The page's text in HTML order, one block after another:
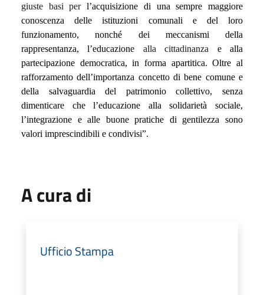
giuste basi perl’acquisizione di una sempre maggiore
conoscenza delle istituzioni comunali e del loro
funzionamento, nonché dei meccanismi della
rappresentanza, l’educazione alla cittadinanza e alla
partecipazione democratica, in forma apartitica. Oltre al
rafforzamento dell’importanza concetto di bene comune e
della salvaguardia del patrimonio collettivo, senza
dimenticare chel’educazione alla solidarietà sociale,
l’integrazione e alle buone pratiche di gentilezza sono
valori imprescindibili e condivisi”.
A cura di
Ufficio Stampa